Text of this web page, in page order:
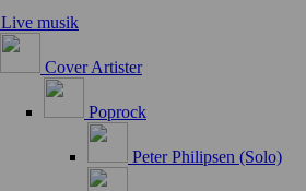
Live musik
Cover Artister
Poprock
Peter Philipsen (Solo)